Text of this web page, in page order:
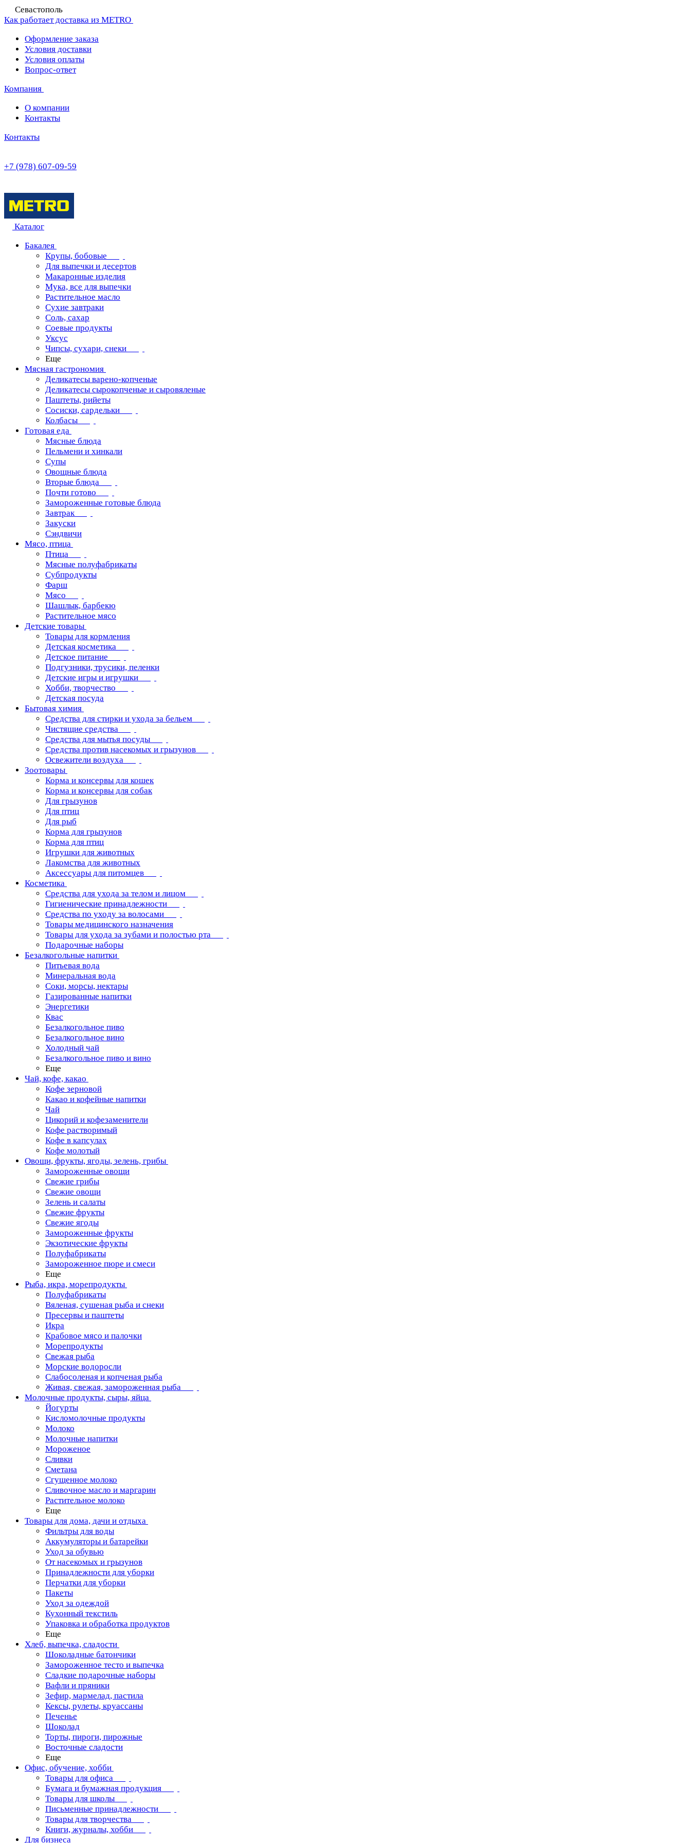
Севастополь
Как работает доставка из METRO
Оформление заказа
Условия доставки
Условия оплаты
Вопрос-ответ
Компания
О компании
Контакты
Контакты
+7 (978) 607-09-59
Каталог
Бакалея
Крупы, бобовые
Для выпечки и десертов
Макаронные изделия
Мука, все для выпечки
Растительное масло
Сухие завтраки
Соль, сахар
Соевые продукты
Уксус
Чипсы, сухари, снеки
Еще
Мясная гастрономия
Деликатесы варено-копченые
Деликатесы сырокопченые и сыровяленые
Паштеты, рийеты
Сосиски, сардельки
Колбасы
Готовая еда
Мясные блюда
Пельмени и хинкали
Супы
Овощные блюда
Вторые блюда
Почти готово
Замороженные готовые блюда
Завтрак
Закуски
Сэндвичи
Мясо, птица
Птица
Мясные полуфабрикаты
Субпродукты
Фарш
Мясо
Шашлык, барбекю
Растительное мясо
Детские товары
Товары для кормления
Детская косметика
Детское питание
Подгузники, трусики, пеленки
Детские игры и игрушки
Хобби, творчество
Детская посуда
Бытовая химия
Средства для стирки и ухода за бельем
Чистящие средства
Средства для мытья посуды
Средства против насекомых и грызунов
Освежители воздуха
Зоотовары
Корма и консервы для кошек
Корма и консервы для собак
Для грызунов
Для птиц
Для рыб
Корма для грызунов
Корма для птиц
Игрушки для животных
Лакомства для животных
Аксессуары для питомцев
Косметика
Средства для ухода за телом и лицом
Гигиенические принадлежности
Средства по уходу за волосами
Товары медицинского назначения
Товары для ухода за зубами и полостью рта
Подарочные наборы
Безалкогольные напитки
Питьевая вода
Минеральная вода
Соки, морсы, нектары
Газированные напитки
Энергетики
Квас
Безалкогольное пиво
Безалкогольное вино
Холодный чай
Безалкогольное пиво и вино
Еще
Чай, кофе, какао
Кофе зерновой
Какао и кофейные напитки
Чай
Цикорий и кофезаменители
Кофе растворимый
Кофе в капсулах
Кофе молотый
Овощи, фрукты, ягоды, зелень, грибы
Замороженные овощи
Свежие грибы
Свежие овощи
Зелень и салаты
Свежие фрукты
Свежие ягоды
Замороженные фрукты
Экзотические фрукты
Полуфабрикаты
Замороженное пюре и смеси
Еще
Рыба, икра, морепродукты
Полуфабрикаты
Вяленая, сушеная рыба и снеки
Пресервы и паштеты
Икра
Крабовое мясо и палочки
Морепродукты
Свежая рыба
Морские водоросли
Слабосоленая и копченая рыба
Живая, свежая, замороженная рыба
Молочные продукты, сыры, яйца
Йогурты
Кисломолочные продукты
Молоко
Молочные напитки
Мороженое
Сливки
Сметана
Сгущенное молоко
Сливочное масло и маргарин
Растительное молоко
Еще
Товары для дома, дачи и отдыха
Фильтры для воды
Аккумуляторы и батарейки
Уход за обувью
От насекомых и грызунов
Принадлежности для уборки
Перчатки для уборки
Пакеты
Уход за одеждой
Кухонный текстиль
Упаковка и обработка продуктов
Еще
Хлеб, выпечка, сладости
Шоколадные батончики
Замороженное тесто и выпечка
Сладкие подарочные наборы
Вафли и пряники
Зефир, мармелад, пастила
Кексы, рулеты, круассаны
Печенье
Шоколад
Торты, пироги, пирожные
Восточные сладости
Еще
Офис, обучение, хобби
Товары для офиса
Бумага и бумажная продукция
Товары для школы
Письменные принадлежности
Товары для творчества
Книги, журналы, хобби
Для бизнеса